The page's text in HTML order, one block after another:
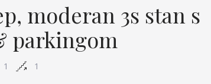
moderan 3s stan s
parkingom
1 1